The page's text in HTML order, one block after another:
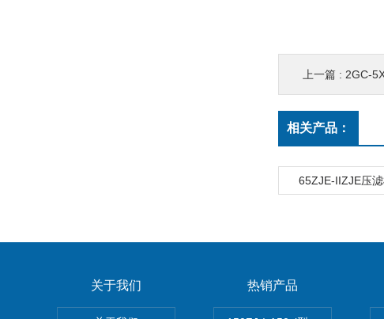
上一篇 : 2GC-
相关产品：
65ZJE-IIZJE压
关于我们 热销产品